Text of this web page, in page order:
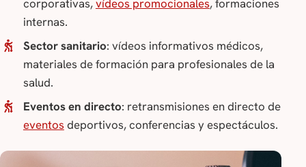
corporativas,vídeos promocionales, formaciones
internas.
Sector sanitario: vídeos informativos médicos,
materiales de formación para profesionales de la
salud.
Eventos en directo: retransmisiones en directo de
eventosdeportivos, conferencias y espectáculos.